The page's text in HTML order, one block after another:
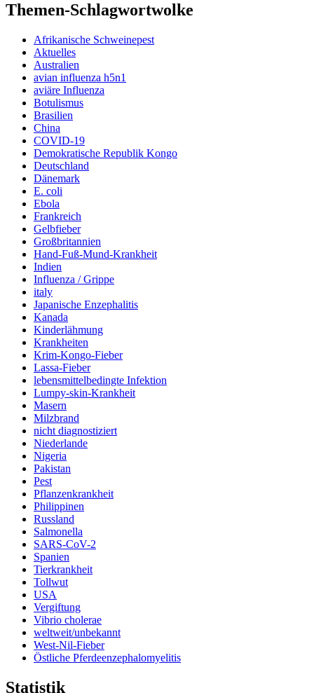
Themen-Schlagwortwolke
Afrikanische Schweinepest
Aktuelles
Australien
avian influenza h5n1
aviäre Influenza
Botulismus
Brasilien
China
COVID-19
Demokratische Republik Kongo
Deutschland
Dänemark
E. coli
Ebola
Frankreich
Gelbfieber
Großbritannien
Hand-Fuß-Mund-Krankheit
Indien
Influenza / Grippe
italy
Japanische Enzephalitis
Kanada
Kinderlähmung
Krankheiten
Krim-Kongo-Fieber
Lassa-Fieber
lebensmittelbedingte Infektion
Lumpy-skin-Krankheit
Masern
Milzbrand
nicht diagnostiziert
Niederlande
Nigeria
Pakistan
Pest
Pflanzenkrankheit
Philippinen
Russland
Salmonella
SARS-CoV-2
Spanien
Tierkrankheit
Tollwut
USA
Vergiftung
Vibrio cholerae
weltweit/unbekannt
West-Nil-Fieber
Östliche Pferdeenzephalomyelitis
Statistik